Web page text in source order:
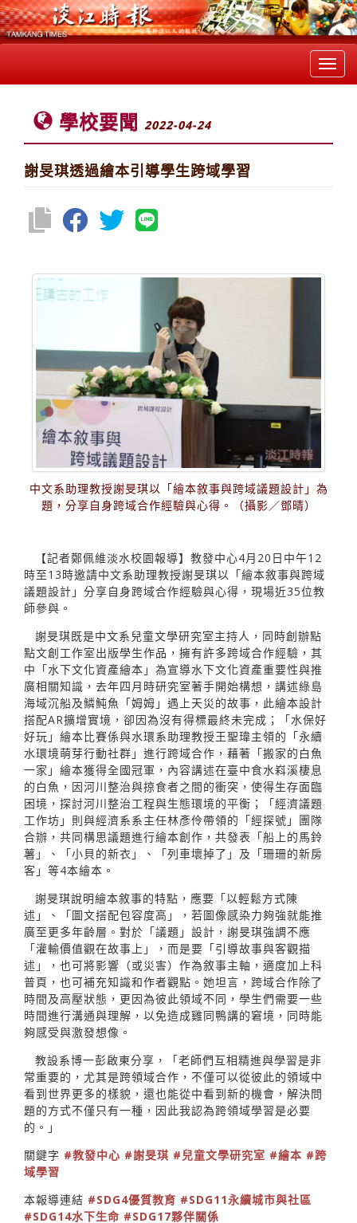
學校要聞 2022-04-24
謝旻琪透過繪本引導學生跨域學習
中文系助理教授謝旻琪以「繪本敘事與跨域議題設計」為
題，分享自身跨域合作經驗與心得。（攝影／鄧晴）
【記者鄭佩維淡水校園報導】教發中心4月20日中午12
時至13時邀請中文系助理教授謝旻琪以「繪本敘事與跨域
議題設計」分享自身跨域合作經驗與心得，現場近35位教
師參與。
謝旻琪既是中文系兒童文學研究室主持人，同時創辦點
點文創工作室出版學生作品，擁有許多跨域合作經驗，其
中「水下文化資產繪本」為宣導水下文化資產重要性與推
廣相關知識，去年四月時研究室著手開始構想，講述綠島
海域沉船及鱗魨魚「姆姆」遇上天災的故事，此繪本設計
搭配AR擴增實境，卻因為沒有得標最終未完成；「水保好
好玩」繪本比賽係與水環系助理教授王聖瑋主領的「永續
水環境萌芽行動社群」進行跨域合作，藉著「搬家的白魚
一家」繪本獲得全國冠軍，內容講述在臺中食水嵙溪棲息
的白魚，因河川整治與掠食者之間的衝突，使得生存面臨
困境，探討河川整治工程與生態環境的平衡；「經濟議題
工作坊」則與經濟系系主任林彥伶帶領的「經探號」團隊
合辦，共同構思議題進行繪本創作，共發表「船上的馬鈴
薯」、「小貝的新衣」、「列車壞掉了」及「珊珊的新房
客」等4本繪本。
謝旻琪說明繪本敘事的特點，應要「以輕鬆方式陳
述」、「圖文搭配包容度高」，若圖像感染力夠強就能推
廣至更多年齡層。對於「議題」設計，謝旻琪強調不應
「灌輸價值觀在故事上」，而是要「引導故事與客觀描
述」，也可將影響（或災害）作為敘事主軸，適度加上科
普頁，也可補充知識和作者觀點。她坦言，跨域合作除了
時間及高壓狀態，更因為彼此領域不同，學生們需要一些
時間進行溝通與理解，以免造成雞同鴨講的窘境，同時能
夠感受與激發想像。
教設系博一彭啟東分享，「老師們互相精進與學習是非
常重要的，尤其是跨領域合作，不僅可以從彼此的領域中
看到世界更多的樣貌，還也能從中看到新的機會，解決問
題的方式不僅只有一種，因此我認為跨領域學習是必要
的。」
關鍵字 #教發中心 #謝旻琪 #兒童文學研究室 #繪本 #跨
域學習
本報導連結 #SDG4優質教育 #SDG11永續城市與社區
#SDG14水下生命 #SDG17夥伴關係